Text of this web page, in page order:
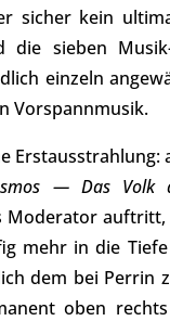
sicher kein
die sieben
einzeln
Vorspannmusik.
Erstausstrahlung:
— Das Volk
Moderator auftritt,
mehr in die
dem bei Perrin
oben rechts